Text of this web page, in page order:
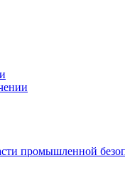
промышленной